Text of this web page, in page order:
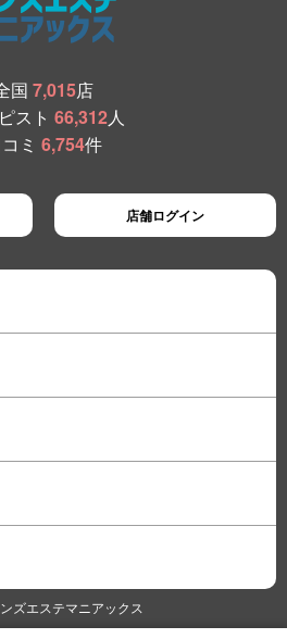
国 7,015店
スト 66,312人
ミ 6,754件
店舗ログイン
ズエステマニアックス